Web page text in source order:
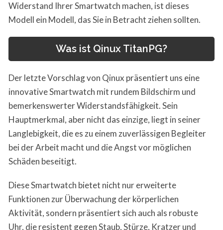
Widerstand Ihrer Smartwatch machen, ist dieses
Modell ein Modell, das Sie in Betracht ziehen sollten.
Was ist Qinux TitanPG?
Der letzte Vorschlag von Qinux präsentiert uns eine
innovative Smartwatch mit rundem Bildschirm und
bemerkenswerter Widerstandsfähigkeit. Sein
Hauptmerkmal, aber nicht das einzige, liegt in seiner
Langlebigkeit, die es zu einem zuverlässigen Begleiter
bei der Arbeit macht und die Angst vor möglichen
Schäden beseitigt.
Diese Smartwatch bietet nicht nur erweiterte
Funktionen zur Überwachung der körperlichen
Aktivität, sondern präsentiert sich auch als robuste
Uhr, die resistent gegen Staub, Stürze, Kratzer und